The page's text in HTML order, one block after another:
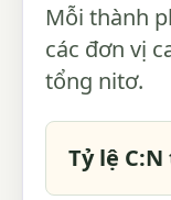
Mỗi thành
các đơn vị
tổng nitơ.
Tỷ lệ